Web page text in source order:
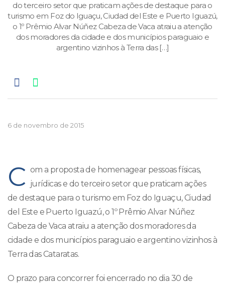
do terceiro setor que praticam ações de destaque para o
turismo em Foz do Iguaçu, Ciudad del Este e Puerto Iguazú,
o 1º Prêmio Alvar Núñez Cabeza de Vaca atraiu a atenção
dos moradores da cidade e dos municípios paraguaio e
argentino vizinhos à Terra das […]
6 de novembro de 2015
C om a proposta de homenagear pessoas físicas,
jurídicas e do terceiro setor que praticam ações
de destaque para o turismo em Foz do Iguaçu, Ciudad
del Este e Puerto Iguazú, o 1º Prêmio Alvar Núñez
Cabeza de Vaca atraiu a atenção dos moradores da
cidade e dos municípios paraguaio e argentino vizinhos à
Terra das Cataratas.
O prazo para concorrer foi encerrado no dia 30 de